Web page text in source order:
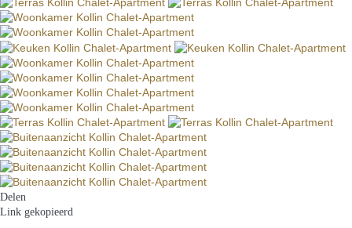
Delen
Link gekopieerd